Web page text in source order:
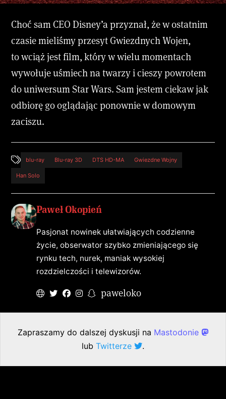
Choć sam CEO Disney’a przyznał, że w ostatnim
czasie mieliśmy przesyt Gwiezdnych Wojen,
to wciąż jest film, który w wielu momentach
wywołuje uśmiech na twarzy i cieszy powrotem
do uniwersum Star Wars. Sam jestem ciekaw jak
odbiorę go oglądając ponownie w domowym
zaciszu.
blu-ray Blu-ray 3D DTS HD-MA Gwiezdne Wojny
Han Solo
Paweł Okopień
Pasjonat nowinek ułatwiających codzienne
życie, obserwator szybko zmieniającego się
rynku tech, nurek, maniak wysokiej
rozdzielczości i telewizorów.
paweloko
Zapraszamy do dalszej dyskusji na Mastodonie
lub Twitterze .